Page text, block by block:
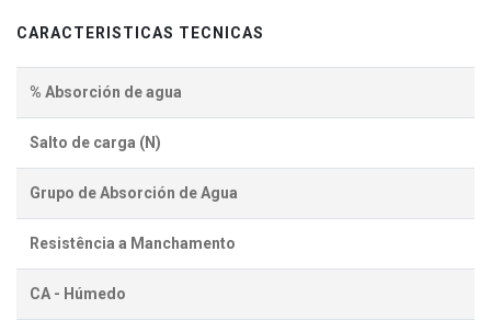
CARACTERISTICAS TECNICAS
% Absorción de agua
Salto de carga (N)
Grupo de Absorción de Agua
Resistência a Manchamento
CA - Húmedo